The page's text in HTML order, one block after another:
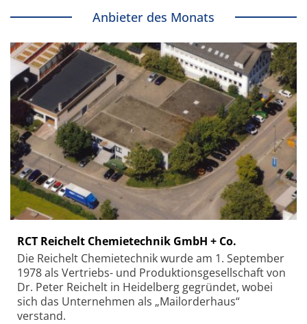
Anbieter des Monats
RCT Reichelt Chemietechnik GmbH + Co.
Die Reichelt Chemietechnik wurde am 1. September
1978 als Vertriebs- und Produktionsgesellschaft von
Dr. Peter Reichelt in Heidelberg gegründet, wobei
sich das Unternehmen als „Mailorderhaus“
verstand.